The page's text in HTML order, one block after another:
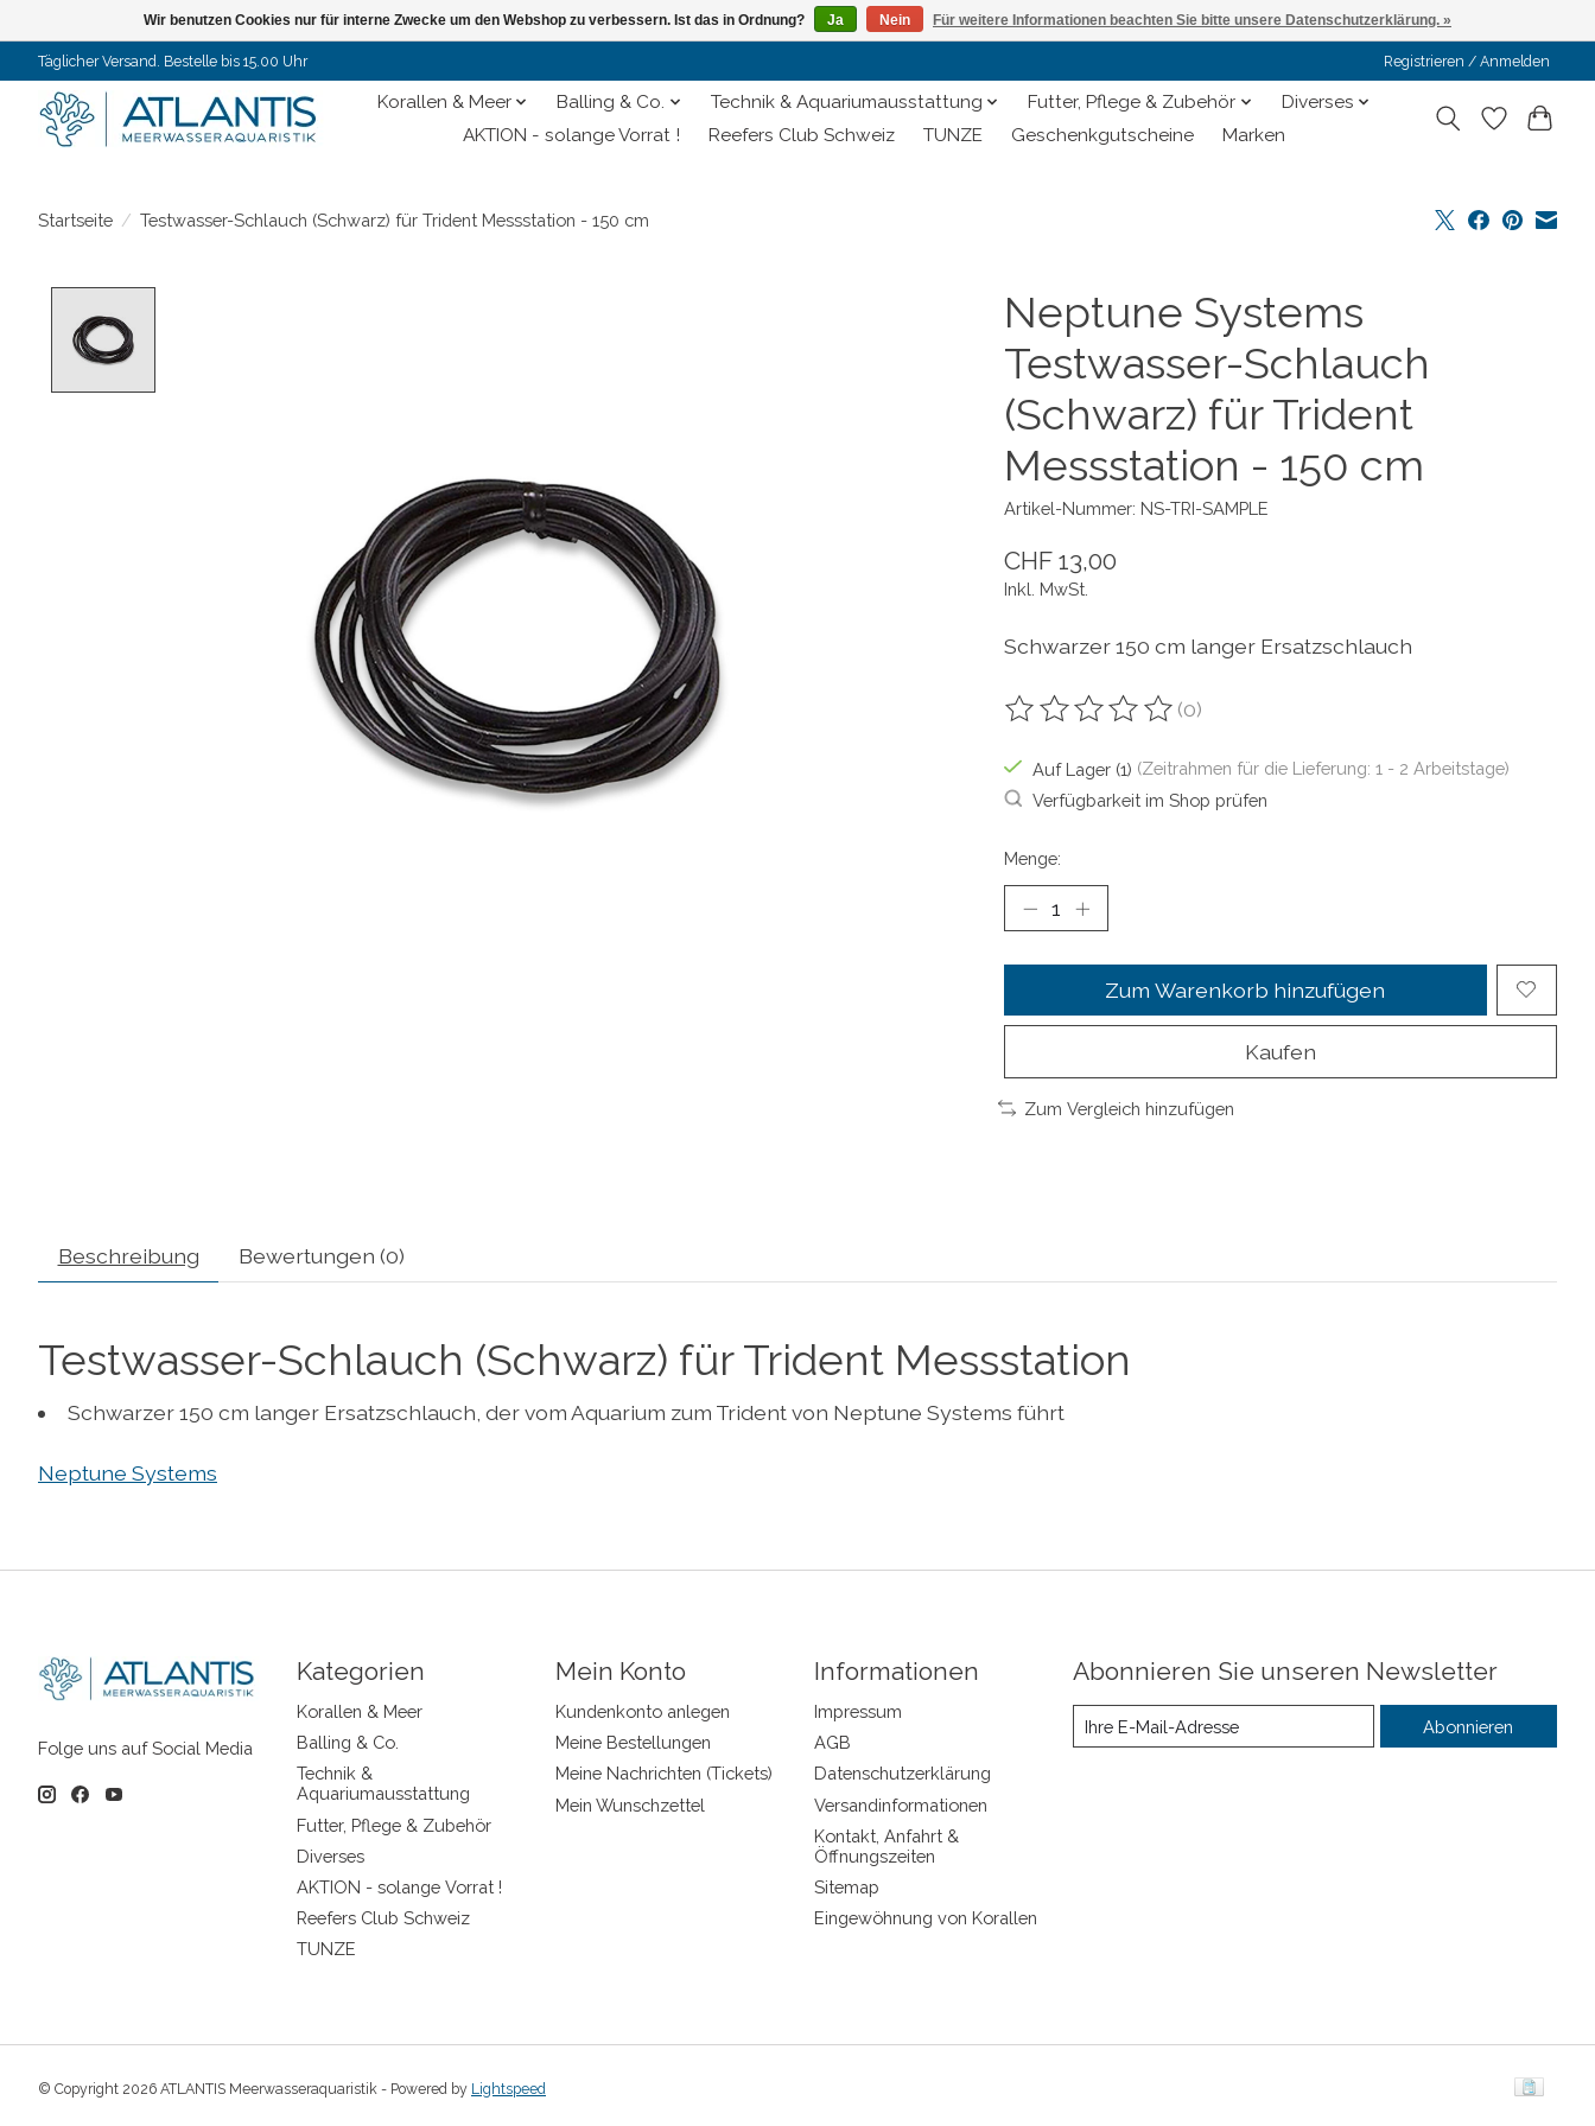
Täglicher Versand. Bestelle bis 15.00 Uhr Registrieren / Anmelden
Korallen & Meer Balling & Co. Technik & Aquariumausstattung Futter, Pflege & Zubehör
Diverses
AKTION - solange Vorrat !
Reefers Club Schweiz TUNZE Geschenkgutscheine Marken
Startseite / Testwasser-Schlauch (Schwarz) für Trident Messstation - 150 cm
Neptune Systems
Testwasser-Schlauch
(Schwarz) für Trident
Messstation - 150 cm
Artikel-Nummer: NS-TRI-SAMPLE
CHF 13,00
Inkl. MwSt.
Schwarzer 150 cm langer Ersatzschlauch
Die Bewertung dieses Produkts ist
(0)
Auf Lager (1) (Zeitrahmen für die Lieferung: 1 - 2 Arbeitstage)
Verfügbarkeit im Shop prüfen
Menge:
Zum Warenkorb hinzufügen
Kaufen
Zum Vergleich hinzufügen
Beschreibung Bewertungen (0)
Testwasser-Schlauch (Schwarz) für Trident Messstation
Schwarzer 150 cm langer Ersatzschlauch, der vom Aquarium zum Trident von Neptune Systems führt
Neptune Systems
Folge uns auf Social Media
Kategorien
Korallen & Meer
Balling & Co.
Technik &
Aquariumausstattung
Futter, Pflege & Zubehör
Diverses
AKTION - solange Vorrat !
Reefers Club Schweiz
TUNZE
Mein Konto
Kundenkonto anlegen
Meine Bestellungen
Meine Nachrichten (Tickets)
Mein Wunschzettel
Informationen
Impressum
AGB
Datenschutzerklärung
Versandinformationen
Kontakt, Anfahrt &
Öffnungszeiten
Sitemap
Eingewöhnung von Korallen
Abonnieren Sie unseren Newsletter
Abonnieren
© Copyright 2026 ATLANTIS Meerwasseraquaristik - Powered by Lightspeed
Wir benutzen Cookies nur für interne Zwecke um den Webshop zu verbessern. Ist das in Ordnung? Ja Nein Für weitere Informationen beachten Sie bitte unsere Datenschutzerklärung. »